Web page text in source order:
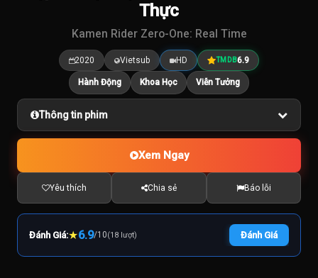
Thực
Kamen Rider Zero-One: Real Time
2020 Vietsub HD TMDB6.9
Hành Động Khoa Học Viễn Tưởng
Thông tin phim
Xem Ngay
Yêu thích Chia sẻ Báo lỗi
Đánh Giá:★6.9/10(18 lượt) Đánh Giá